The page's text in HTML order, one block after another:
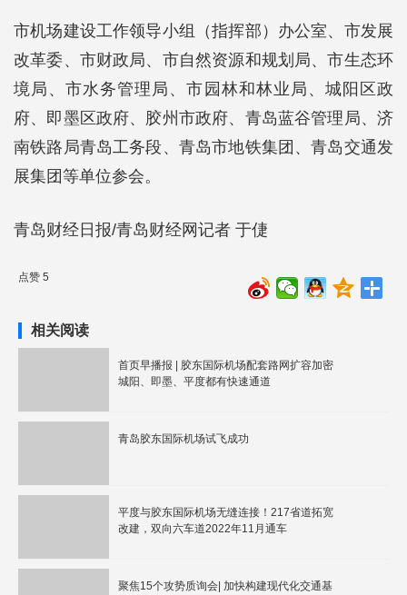
市机场建设工作领导小组（指挥部）办公室、市发展
改革委、市财政局、市自然资源和规划局、市生态环
境局、市水务管理局、市园林和林业局、城阳区政
府、即墨区政府、胶州市政府、青岛蓝谷管理局、济
南铁路局青岛工务段、青岛市地铁集团、青岛交通发
展集团等单位参会。
青岛财经日报/青岛财经网记者 于倢
点赞 5
相关阅读
首页早播报 | 胶东国际机场配套路网扩容加密
城阳、即墨、平度都有快速通道
青岛胶东国际机场试飞成功
平度与胶东国际机场无缝连接！217省道拓宽
改建，双向六车道2022年11月通车
聚焦15个攻势质询会| 加快构建现代化交通基